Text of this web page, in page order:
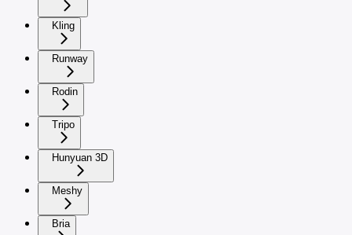
Kling
Runway
Rodin
Tripo
Hunyuan 3D
Meshy
Bria